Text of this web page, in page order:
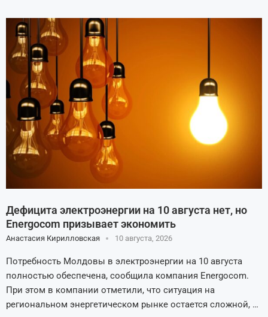
Дефицита электроэнергии на 10 августа нет, но
Energocom призывает экономить
Анастасия Кирилловская 10 августа, 2026
Потребность Молдовы в электроэнергии на 10 августа
полностью обеспечена, сообщила компания Energocom.
При этом в компании отметили, что ситуация на
региональном энергетическом рынке остается сложной, …